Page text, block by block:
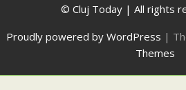
© Cluj Today | All rights
Proudly powered by WordPress |
Themes